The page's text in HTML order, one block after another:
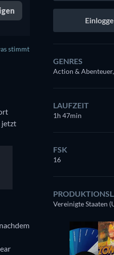
stimmt
jetzt
GENRES
Action &
LAUFZEIT
1h 47min
FSK
16
Vereinigte Staaten